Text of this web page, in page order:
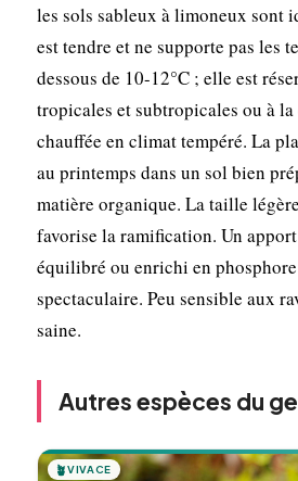
les sols sableux à limoneux sont
est tendre et ne supporte pas les
dessous de 10-12°C ; elle est
tropicales et subtropicales ou à
chauffée en climat tempéré. La
au printemps dans un sol bien
matière organique. La taille
favorise la ramification. Un
équilibré ou enrichi en
spectaculaire. Peu sensible aux
saine.
Autres espèces du
🪴VIVACE